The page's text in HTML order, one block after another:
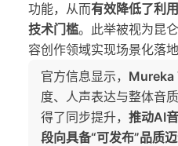
功能，从而有效降低了利
技术门槛。此举被视为昆
容创作领域实现场景化落地
官方信息显示， Mureka
度、人声表达与整体音
得了同步提升， 推动AI
段向具备“可发布”品质